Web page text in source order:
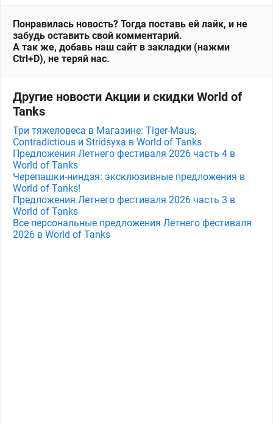
Понравилась новость? Тогда поставь ей лайк, и не
забудь оставить свой комментарий.
А так же, добавь наш сайт в закладки (нажми
Ctrl+D), не теряй нас.
Другие новости Акции и скидки World of
Tanks
Три тяжеловеса в Магазине: Tiger-Maus,
Contradictious и Stridsyxa в World of Tanks
Предложения Летнего фестиваля 2026 часть 4 в
World of Tanks
Черепашки-ниндзя: эксклюзивные предложения в
World of Tanks!
Предложения Летнего фестиваля 2026 часть 3 в
World of Tanks
Все персональные предложения Летнего фестиваля
2026 в World of Tanks